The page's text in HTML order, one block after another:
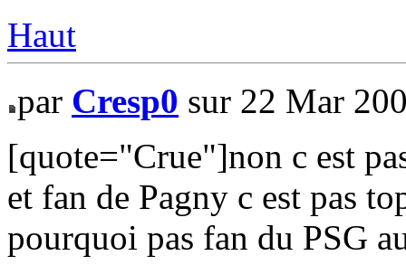
Haut
par Cresp0 sur 22 Mar
[quote="Crue"]non c est
et fan de Pagny c est pas
pourquoi pas fan du PSG